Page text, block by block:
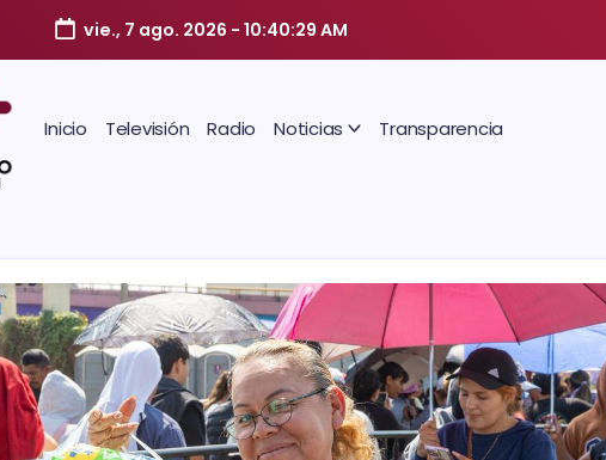
vie., 7 ago. 2026 - 10:40:29 AM
Inicio Televisión Radio Noticias Transparencia